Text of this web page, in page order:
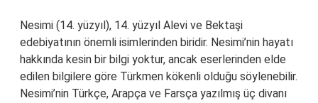
Nesimi (14. yüzyıl), 14. yüzyıl Alevi ve Bektaşi
edebiyatının önemli isimlerinden biridir. Nesimi’nin hayatı
hakkında kesin bir bilgi yoktur, ancak eserlerinden elde
edilen bilgilere göre Türkmen kökenli olduğu söylenebilir.
Nesimi’nin Türkçe, Arapça ve Farsça yazılmış üç divanı